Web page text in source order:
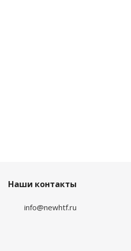
Наши контакты
info@newhtf.ru